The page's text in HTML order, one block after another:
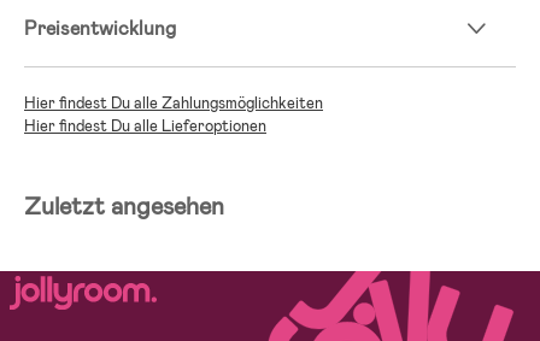
Preisentwicklung
Hier findest Du alle Zahlungsmöglichkeiten
Hier findest Du alle Lieferoptionen
Zuletzt angesehen